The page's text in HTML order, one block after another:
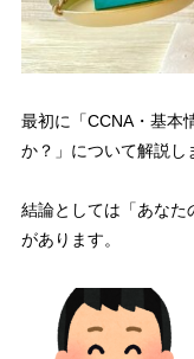
最初に「CCNA・基本
か？ 」について解説し
結論としては「あなた
があります。